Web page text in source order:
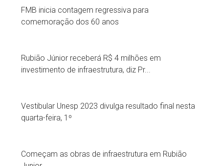
FMB inicia contagem regressiva para
comemoração dos 60 anos
Rubião Júnior receberá R$ 4 milhões em
investimento de infraestrutura, diz Pr...
Vestibular Unesp 2023 divulga resultado final nesta
quarta-feira, 1º
Começam as obras de infraestrutura em Rubião